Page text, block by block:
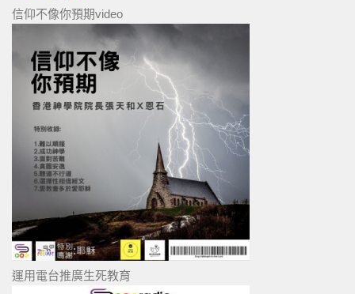
信仰不像你預期video
運用電台推廣生死教育